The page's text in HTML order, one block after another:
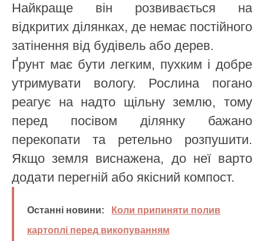
Найкраще він розвивається на
відкритих ділянках, де немає постійного
затінення від будівель або дерев.
Ґрунт має бути легким, пухким і добре
утримувати вологу. Рослина погано
реагує на надто щільну землю, тому
перед посівом ділянку бажано
перекопати та ретельно розпушити.
Якщо земля виснажена, до неї варто
додати перегній або якісний компост.
Останні новини:
Коли припиняти полив
картоплі перед викопуванням